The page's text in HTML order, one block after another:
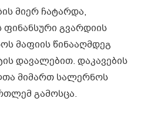
მიერ ჩატარდა,
გვარდიის
მაფიის წინააღმდეგ
დავალებით. დაკავების
მიმართ სალერნოს
გამოსცა.